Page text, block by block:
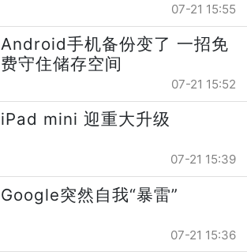
07-21 15:55
Android手机备份变了 一招免
费守住储存空间
07-21 15:52
iPad mini 迎重大升级
07-21 15:39
Google突然自我“暴雷”
07-21 15:36